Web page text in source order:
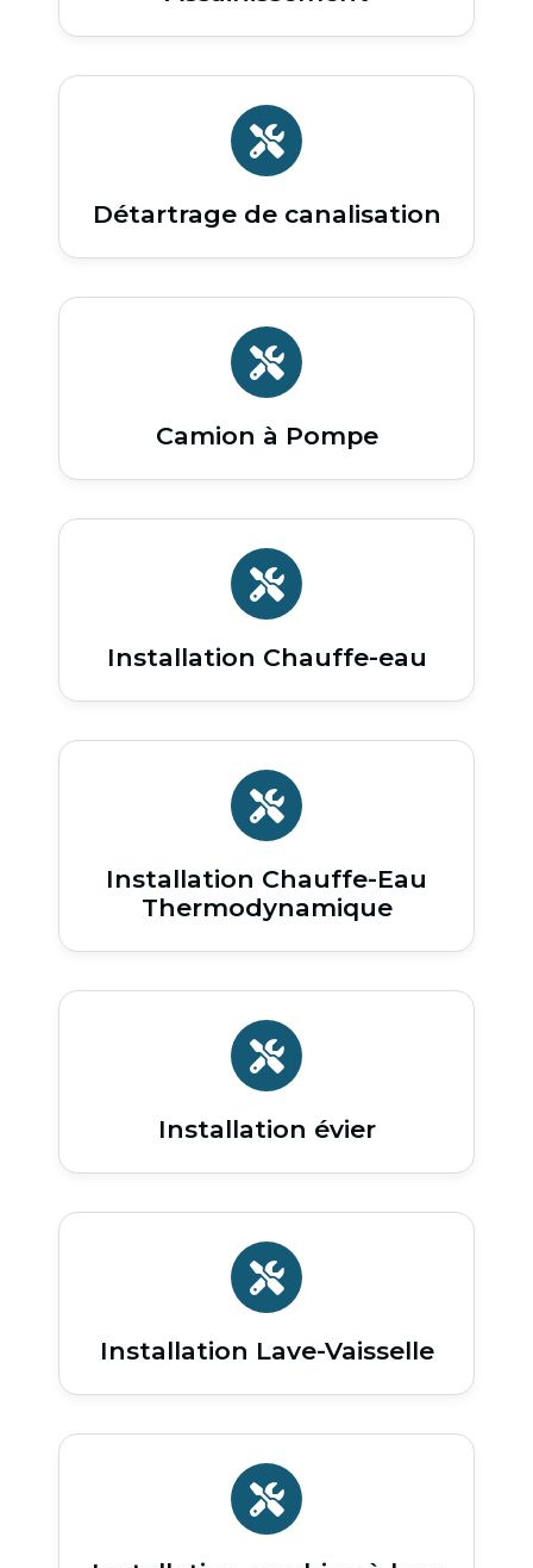
Détartrage de canalisation
Camion à Pompe
Installation Chauffe-eau
Installation Chauffe-Eau
Thermodynamique
Installation évier
Installation Lave-Vaisselle